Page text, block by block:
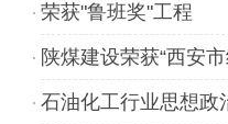
荣获"鲁班奖"工程
石油化工行业思想政